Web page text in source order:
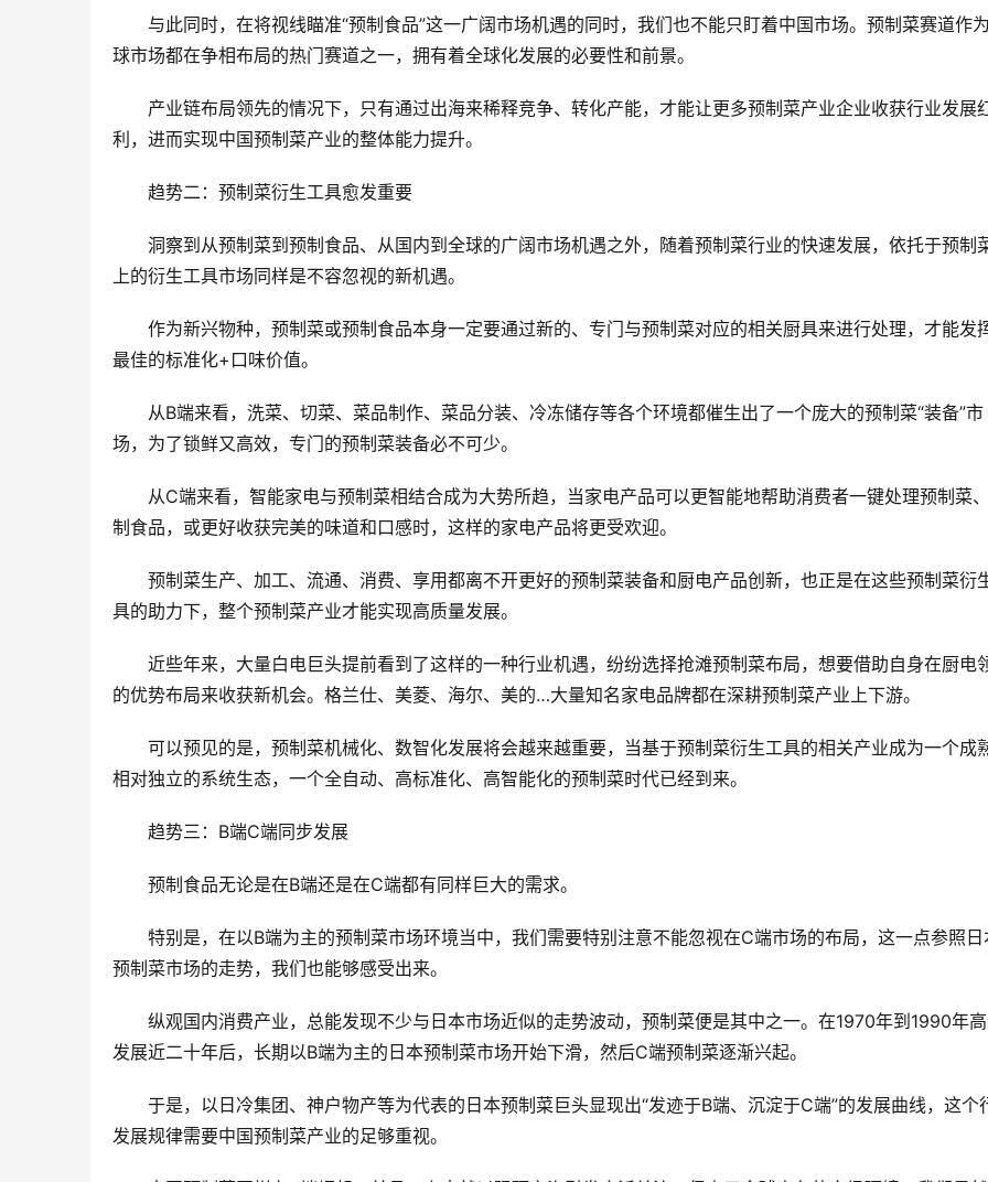
与此同时，在将视线瞄准“预制食品”这一广阔市场机遇的同时，我们也不能只盯着中国市场。预制菜赛道作
球市场都在争相布局的热门赛道之一，拥有着全球化发展的必要性和前景。
产业链布局领先的情况下，只有通过出海来稀释竞争、转化产能，才能让更多预制菜产业企业收获行业发展
利，进而实现中国预制菜产业的整体能力提升。
趋势二：预制菜衍生工具愈发重要
洞察到从预制菜到预制食品、从国内到全球的广阔市场机遇之外，随着预制菜行业的快速发展，依托于预制
上的衍生工具市场同样是不容忽视的新机遇。
作为新兴物种，预制菜或预制食品本身一定要通过新的、专门与预制菜对应的相关厨具来进行处理，才能发
最佳的标准化+口味价值。
从B端来看，洗菜、切菜、菜品制作、菜品分装、冷冻储存等各个环境都催生出了一个庞大的预制菜“装备”市
场，为了锁鲜又高效，专门的预制菜装备必不可少。
从C端来看，智能家电与预制菜相结合成为大势所趋，当家电产品可以更智能地帮助消费者一键处理预制菜
制食品，或更好收获完美的味道和口感时，这样的家电产品将更受欢迎。
预制菜生产、加工、流通、消费、享用都离不开更好的预制菜装备和厨电产品创新，也正是在这些预制菜衍
具的助力下，整个预制菜产业才能实现高质量发展。
近些年来，大量白电巨头提前看到了这样的一种行业机遇，纷纷选择抢滩预制菜布局，想要借助自身在厨电
的优势布局来收获新机会。格兰仕、美菱、海尔、美的…大量知名家电品牌都在深耕预制菜产业上下游。
可以预见的是，预制菜机械化、数智化发展将会越来越重要，当基于预制菜衍生工具的相关产业成为一个成
相对独立的系统生态，一个全自动、高标准化、高智能化的预制菜时代已经到来。
趋势三：B端C端同步发展
预制食品无论是在B端还是在C端都有同样巨大的需求。
特别是，在以B端为主的预制菜市场环境当中，我们需要特别注意不能忽视在C端市场的布局，这一点参照日
预制菜市场的走势，我们也能够感受出来。
纵观国内消费产业，总能发现不少与日本市场近似的走势波动，预制菜便是其中之一。在1970年到1990年
发展近二十年后，长期以B端为主的日本预制菜市场开始下滑，然后C端预制菜逐渐兴起。
于是，以日冷集团、神户物产等为代表的日本预制菜巨头显现出“发迹于B端、沉淀于C端”的发展曲线，这个
发展规律需要中国预制菜产业的足够重视。